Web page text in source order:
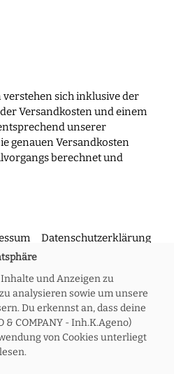
sich inklusive der
Versandkosten und einem
unserer
genauen Versandkosten
berechnet und
Datenschutzerklärung
Rückgabe Widerruf
Meine Bestellung
und Anzeigen zu
analysieren sowie um unsere
Du erkennst an, dass deine
COMPANY - Inh.K.Ageno)
von Cookies unterliegt